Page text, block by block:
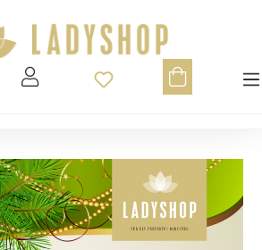
Du hast 0